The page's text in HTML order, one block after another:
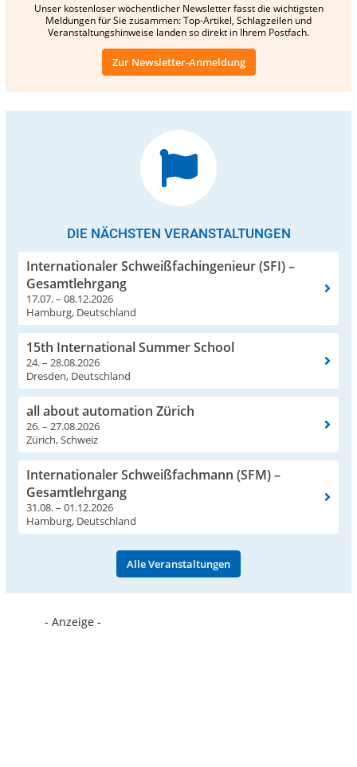
Unser kostenloser wöchentlicher Newsletter fasst die wichtigsten
Meldungen für Sie zusammen: Top-Artikel, Schlagzeilen und
Veranstaltungshinweise landen so direkt in Ihrem Postfach.
Zur Newsletter-Anmeldung
DIE NÄCHSTEN VERANSTALTUNGEN
Internationaler Schweißfachingenieur (SFI) –
Gesamtlehrgang
17.07. – 08.12.2026
Hamburg, Deutschland
15th International Summer School
24. – 28.08.2026
Dresden, Deutschland
all about automation Zürich
26. – 27.08.2026
Zürich, Schweiz
Internationaler Schweißfachmann (SFM) –
Gesamtlehrgang
31.08. – 01.12.2026
Hamburg, Deutschland
Alle Veranstaltungen
- Anzeige -